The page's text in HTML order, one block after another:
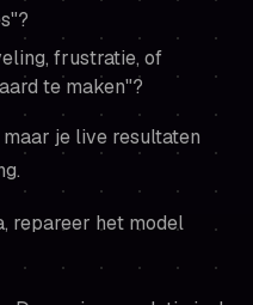
frustratie, of
te maken"?
je live resultaten
repareer het model